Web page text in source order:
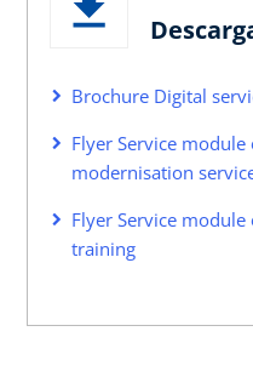
Brochure Digital
Flyer Service
modernisation
Flyer Service
training